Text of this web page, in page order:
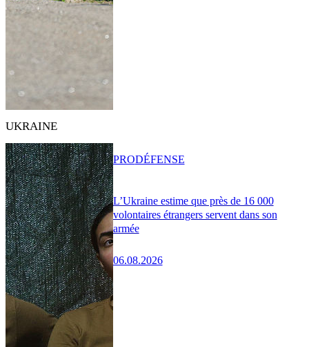
UKRAINE
L’Ukraine estime que près de 16 000
volontaires étrangers servent dans son
armée
06.08.2026
PRODÉFENSE